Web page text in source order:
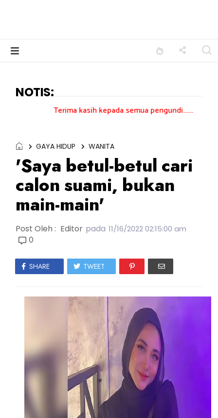
NOTIS:
Terima kasih kepada semua pengundi.......
GAYA HIDUP WANITA
'Saya betul-betul cari
calon suami, bukan
main-main'
Post Oleh : Editor pada 11/16/2022 02:15:00 am
0
SHARE TWEET